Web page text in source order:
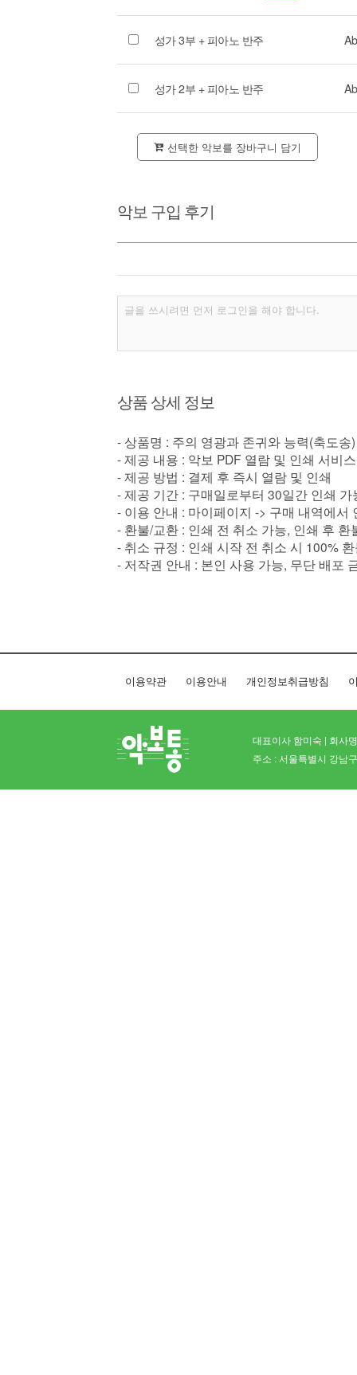
성가 3부 + 피아노 반주
성가 2부 + 피아노 반주
선택한 악보를 장바구니 담기
악보 구입 후기
상품 상세 정보
- 상품명 : 주의 영광과 존귀와 능력(축도송)
- 제공 내용 : 악보 PDF 열람 및 인쇄 서비스
- 제공 방법 : 결제 후 즉시 열람 및 인쇄
- 제공 기간 : 구매일로부터 30일간 인쇄
- 이용 안내 : 마이페이지 -> 구매 내역에서
- 환불/교환 : 인쇄 전 취소 가능, 인쇄 후 환
- 취소 규정 : 인쇄 시작 전 취소 시 100%
- 저작권 안내 : 본인 사용 가능, 무단 배포
이용약관 이용안내 개인정보취급방침
대표이사 함미숙 | 회사
주소 : 서울특별시 강남